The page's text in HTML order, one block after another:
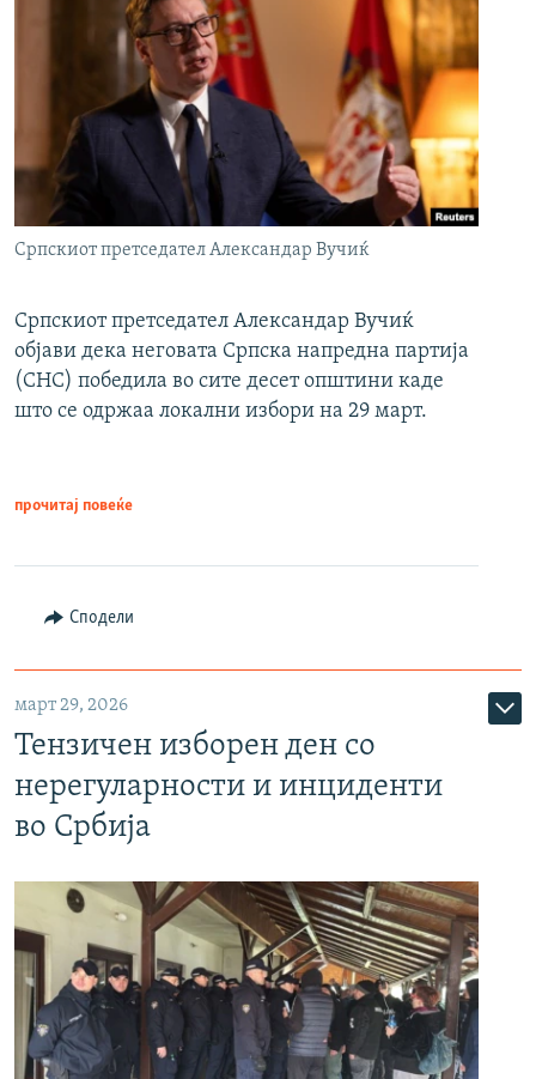
Српскиот претседател Александар Вучиќ
Српскиот претседател Александар Вучиќ
објави дека неговата Српска напредна партија
(СНС) победила во сите десет општини каде
што се одржаа локални избори на 29 март.
прочитај повеќе
Сподели
март 29, 2026
Тензичен изборен ден со
нерегуларности и инциденти
во Србија